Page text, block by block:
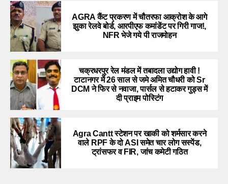
AGRA कैंट प्रकरण में चौतरफा आक्रोश के आगे
झुका रेलवे बोर्ड, आरपीएफ कमांडेंट पर गिरी गाज!,
NFR भेजे गये पी राजमोहन
चक्रधरपुर रेल मंडल में तबादला उद्योग हावी !
टाटानगर में 26 साल से जमे अमित चौधरी को Sr
DCM ने फिर से नवाजा, पार्सल से हटाकर गुड्स में
दी प्राइम पोस्टिंग
Agra Cantt स्टेशन पर खाकी को शर्मसार करने
वाले RPF के दो ASI समेत चार लोग सस्पेंड,
ट्रांसफर व FIR, जांच कमेटी गठित